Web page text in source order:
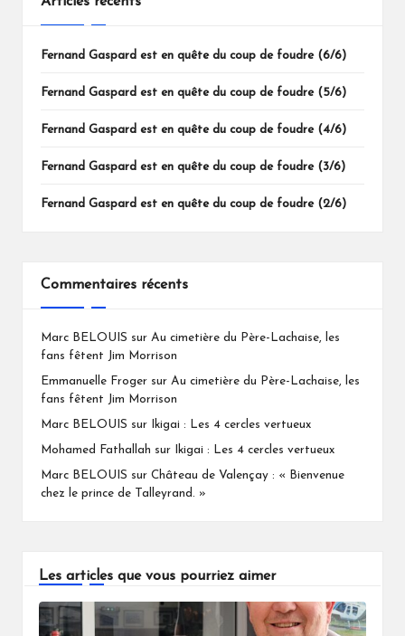
Fernand Gaspard est en quête du coup de foudre (6/6)
Fernand Gaspard est en quête du coup de foudre (5/6)
Fernand Gaspard est en quête du coup de foudre (4/6)
Fernand Gaspard est en quête du coup de foudre (3/6)
Fernand Gaspard est en quête du coup de foudre (2/6)
Commentaires récents
Marc BELOUIS sur Au cimetière du Père-Lachaise, les
fans fêtent Jim Morrison
Emmanuelle Froger sur Au cimetière du Père-Lachaise, les
fans fêtent Jim Morrison
Marc BELOUIS sur Ikigai : Les 4 cercles vertueux
Mohamed Fathallah sur Ikigai : Les 4 cercles vertueux
Marc BELOUIS sur Château de Valençay : « Bienvenue
chez le prince de Talleyrand. »
Les articles que vous pourriez aimer